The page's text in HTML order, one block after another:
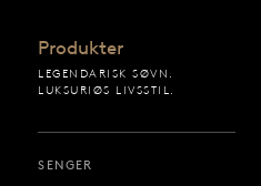
Produkter
LEGENDARISK SØVN.
LUKSURIØS LIVSSTIL.
SENGER